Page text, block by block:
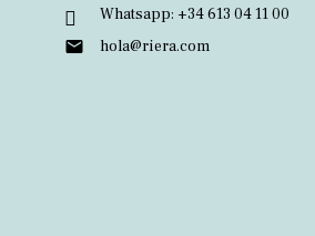

Whatsapp: +34 613 04 11 00

hola@riera.com